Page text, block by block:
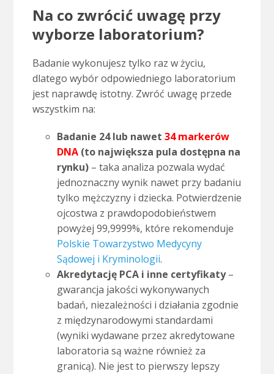
Na co zwrócić uwagę przy
wyborze laboratorium?
Badanie wykonujesz tylko raz w życiu,
dlatego wybór odpowiedniego laboratorium
jest naprawdę istotny. Zwróć uwagę przede
wszystkim na:
Badanie 24 lub nawet 34 markerów
DNA(to największa pula dostępna na
rynku)– taka analiza pozwala wydać
jednoznaczny wynik nawet przy badaniu
tylko mężczyzny i dziecka. Potwierdzenie
ojcostwa z prawdopodobieństwem
powyżej 99,9999%, które rekomenduje
Polskie Towarzystwo Medycyny
Sądowej i Kryminologii.
Akredytację PCA i inne certyfikaty–
gwarancja jakości wykonywanych
badań, niezależności i działania zgodnie
z międzynarodowymi standardami
(wyniki wydawane przez akredytowane
laboratoria są ważne również za
granicą). Nie jest to pierwszy lepszy